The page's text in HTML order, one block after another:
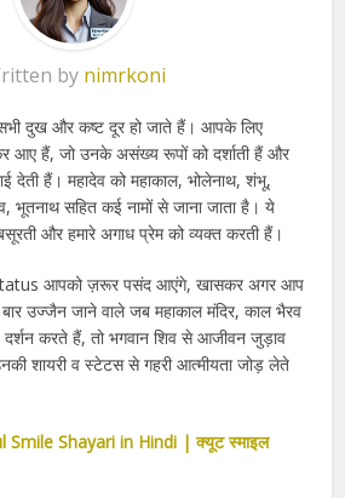
bynimrkoni
दुख और कष्ट दूर हो जाते हैं। आपके लिए
हैं, जो उनके असंख्य रूपों को दर्शाती हैं और
देती हैं। महादेव को महाकाल, भोलेनाथ, शंभू,
भूतनाथ सहित कई नामों से जाना जाता है। ये
और हमारे अगाध प्रेम को व्यक्त करती हैं।
आपको ज़रूर पसंद आएंगे, खासकर अगर आप
उज्जैन जाने वाले जब महाकाल मंदिर, काल भैरव